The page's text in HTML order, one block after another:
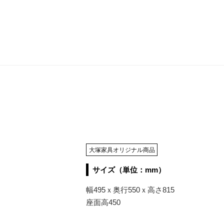
大塚家具オリジナル商品
サイズ（単位：mm）
幅495ｘ奥行550ｘ高さ815
座面高450